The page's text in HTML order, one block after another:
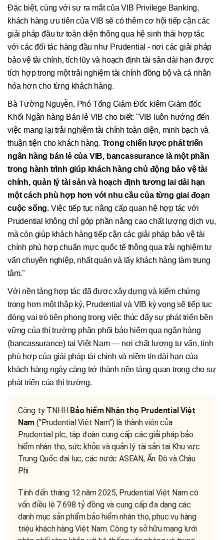
Đặc biệt, cùng với sự ra mắt của VIB Privilege Banking,
khách hàng ưu tiên của VIB sẽ có thêm cơ hội tiếp cận các
giải pháp đầu tư toàn diện thông qua hệ sinh thái hợp tác
với các đối tác hàng đầu như Prudential - nơi các giải pháp
bảo vệ tài chính, tích lũy và hoạch định tài sản dài hạn được
tích hợp trong một trải nghiệm tài chính đồng bộ và cá nhân
hóa hơn cho từng khách hàng.
Bà Tường Nguyễn, Phó Tổng Giám Đốc kiêm Giám đốc
Khối Ngân hàng Bán lẻ VIB cho biết: "VIB luôn hướng đến
việc mang lại trải nghiệm tài chính toàn diện, minh bạch và
thuận tiện cho khách hàng. Trong chiến lược phát triển
ngân hàng bán lẻ của VIB, bancassurance là một phần
trong hành trình giúp khách hàng chủ động bảo vệ tài
chính, quản lý tài sản và hoạch định tương lai dài hạn
một cách phù hợp hơn với nhu cầu của từng giai đoạn
cuộc sống. Việc tiếp tục nâng cấp quan hệ hợp tác với
Prudential không chỉ góp phần nâng cao chất lượng dịch vụ,
mà còn giúp khách hàng tiếp cận các giải pháp bảo vệ tài
chính phù hợp chuẩn mực quốc tế thông qua trải nghiệm tư
vấn chuyên nghiệp, nhất quán và lấy khách hàng làm trung
tâm."
Với nền tảng hợp tác đã được xây dựng và kiểm chứng
trong hơn một thập kỷ, Prudential và VIB kỳ vọng sẽ tiếp tục
đóng vai trò tiên phong trong việc thúc đẩy sự phát triển bền
vững của thị trường phân phối bảo hiểm qua ngân hàng
(bancassurance) tại Việt Nam — nơi chất lượng tư vấn, tính
phù hợp của giải pháp tài chính và niềm tin dài hạn của
khách hàng ngày càng trở thành nền tảng quan trọng cho sự
phát triển của thị trường.
Công ty TNHH Bảo hiểm Nhân thọ Prudential Việt
Nam ("Prudential Việt Nam") là thành viên của
Prudential plc, tập đoàn cung cấp các giải pháp bảo
hiểm nhân thọ, sức khỏe và quản lý tài sản tại Khu vực
Trung Quốc đại lục, các nước ASEAN, Ấn Độ và Châu
Phi.
Tính đến tháng 12 năm 2025, Prudential Việt Nam có
vốn điều lệ 7.698 tỷ đồng và cung cấp đa dạng các
danh mục sản phẩm bảo hiểm nhân thọ, phục vụ hàng
triệu khách hàng Việt Nam. Công ty sở hữu mạng lưới